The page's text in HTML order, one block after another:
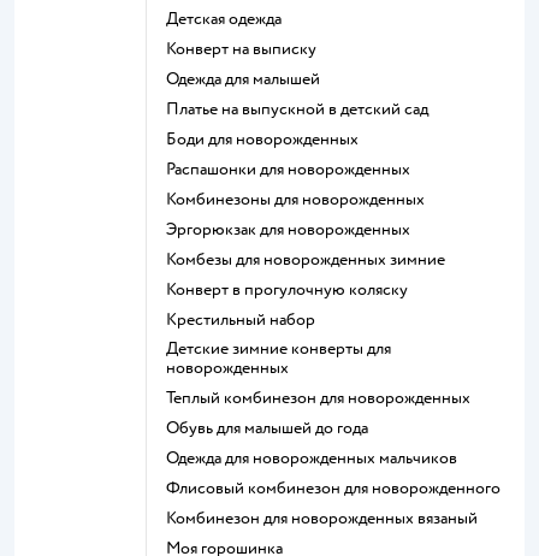
Детская одежда
Конверт на выписку
Одежда для малышей
Платье на выпускной в детский сад
Боди для новорожденных
Распашонки для новорожденных
Комбинезоны для новорожденных
Эргорюкзак для новорожденных
Комбезы для новорожденных зимние
Конверт в прогулочную коляску
Крестильный набор
Детские зимние конверты для
новорожденных
Теплый комбинезон для новорожденных
Обувь для малышей до года
Одежда для новорожденных мальчиков
Флисовый комбинезон для новорожденного
Комбинезон для новорожденных вязаный
Моя горошинка